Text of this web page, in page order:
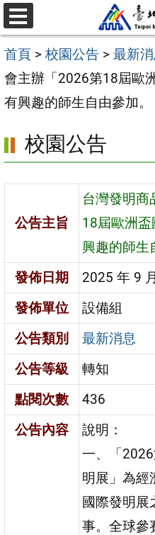
跳
至
主
要
內
區
選
單
首頁 > 校園公告 > 最新
會主辦「2026第18屆歐
有興趣的師生自由參加。
校園公告
公告主旨
台灣發明商
18屆歐洲
興趣的師生
發佈日期
2025 年 9
發佈單位
設備組
公告類別
最新消息
公告等級
轉知
點閱次數
436
公告內容
說明：
一、「
明展」為經
國際發明展
事。全球參